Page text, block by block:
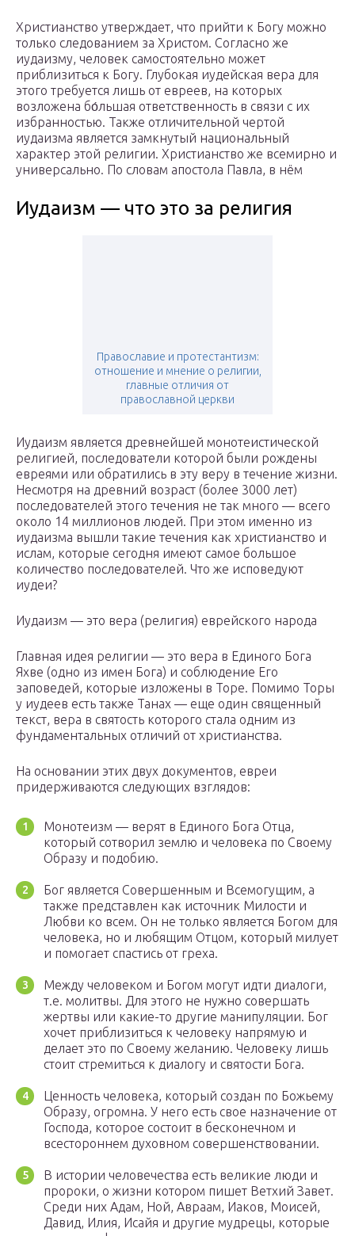
Христианство утверждает, что прийти к Богу можно
только следованием за Христом. Согласно же
иудаизму, человек самостоятельно может
приблизиться к Богу. Глубокая иудейская вера для
этого требуется лишь от евреев, на которых
возложена бо́льшая ответственность в связи с их
избранностью. Также отличительной чертой
иудаизма является замкнутый национальный
характер этой религии. Христианство же всемирно и
универсально. По словам апостола Павла, в нём
Иудаизм — что это за религия
Православие и протестантизм:
отношение и мнение о религии,
главные отличия от
православной церкви
Иудаизм является древнейшей монотеистической
религией, последователи которой были рождены
евреями или обратились в эту веру в течение жизни.
Несмотря на древний возраст (более 3000 лет)
последователей этого течения не так много — всего
около 14 миллионов людей. При этом именно из
иудаизма вышли такие течения как христианство и
ислам, которые сегодня имеют самое большое
количество последователей. Что же исповедуют
иудеи?
Иудаизм — это вера (религия) еврейского народа
Главная идея религии — это вера в Единого Бога
Яхве (одно из имен Бога) и соблюдение Его
заповедей, которые изложены в Торе. Помимо Торы
у иудеев есть также Танах — еще один священный
текст, вера в святость которого стала одним из
фундаментальных отличий от христианства.
На основании этих двух документов, евреи
придерживаются следующих взглядов:
Монотеизм — верят в Единого Бога Отца,
который сотворил землю и человека по Своему
Образу и подобию.
Бог является Совершенным и Всемогущим, а
также представлен как источник Милости и
Любви ко всем. Он не только является Богом для
человека, но и любящим Отцом, который милует
и помогает спастись от греха.
Между человеком и Богом могут идти диалоги,
т.е. молитвы. Для этого не нужно совершать
жертвы или какие-то другие манипуляции. Бог
хочет приблизиться к человеку напрямую и
делает это по Своему желанию. Человеку лишь
стоит стремиться к диалогу и святости Бога.
Ценность человека, который создан по Божьему
Образу, огромна. У него есть свое назначение от
Господа, которое состоит в бесконечном и
всестороннем духовном совершенствовании.
В истории человечества есть великие люди и
пророки, о жизни котором пишет Ветхий Завет.
Среди них Адам, Ной, Авраам, Иаков, Моисей,
Давид, Илия, Исайя и другие мудрецы, которые